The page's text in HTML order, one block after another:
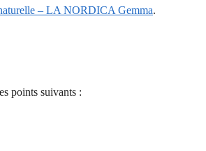
– LA NORDICA Gemma.
points suivants :